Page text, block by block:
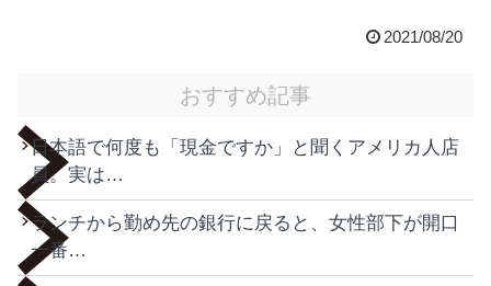
2021/08/20
おすすめ記事
日本語で何度も「現金ですか」と聞くアメリカ人店
員。実は…
ランチから勤め先の銀行に戻ると、女性部下が開口
一番…